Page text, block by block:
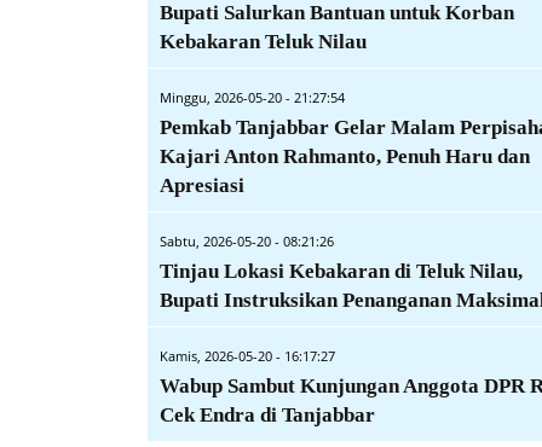
Bupati Salurkan Bantuan untuk Korban
Kebakaran Teluk Nilau
Minggu, 2026-05-20 - 21:27:54
Pemkab Tanjabbar Gelar Malam
Kajari Anton Rahmanto, Penuh Haru dan
Apresiasi
Sabtu, 2026-05-20 - 08:21:26
Tinjau Lokasi Kebakaran di Teluk Nilau,
Bupati Instruksikan Penanganan
Kamis, 2026-05-20 - 16:17:27
Wabup Sambut Kunjungan Anggota DPR
Cek Endra di Tanjabbar